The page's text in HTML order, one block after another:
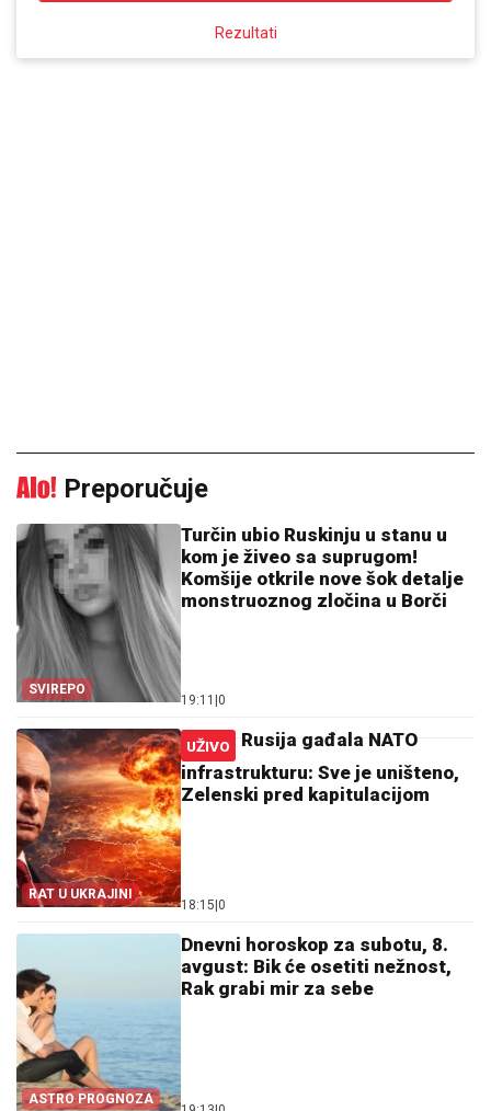
Rezultati
Preporučuje
SVIREPO
Turčin ubio Ruskinju u stanu u
kom je živeo sa suprugom!
Komšije otkrile nove šok detalje
monstruoznog zločina u Borči
19:11 0
RAT U UKRAJINI
UŽIVO
Rusija gađala NATO
infrastrukturu: Sve je uništeno,
Zelenski pred kapitulacijom
18:15 0
ASTRO PROGNOZA
Dnevni horoskop za subotu, 8.
avgust: Bik će osetiti nežnost,
Rak grabi mir za sebe